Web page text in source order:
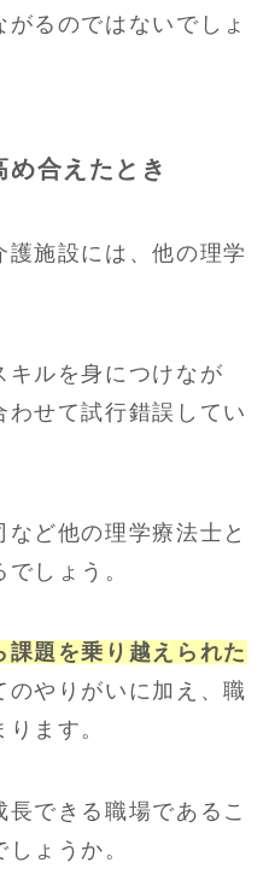
るのではないでしょ
合えたとき
護施設には、他の理学
キルを身につけなが
わせて試行錯誤してい
ど他の理学療法士と
しょう。
題を乗り越えられた
のやりがいに加え、職
ます。
できる職場であるこ
ょうか。